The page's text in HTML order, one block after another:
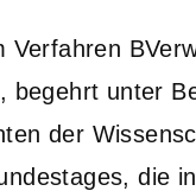
Verfahren
begehrt unter
der
die